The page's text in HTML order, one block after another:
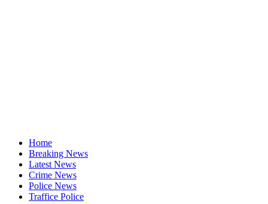
Home
Breaking News
Latest News
Crime News
Police News
Traffice Police